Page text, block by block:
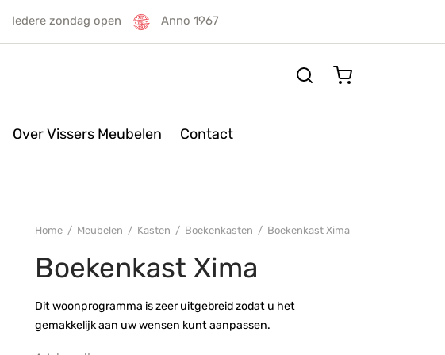
Iedere zondag open Anno 1967
Over Vissers Meubelen Contact
Home / Meubelen / Kasten / Boekenkasten / Boekenkast Xima
Boekenkast Xima
Dit woonprogramma is zeer uitgebreid zodat u het
gemakkelijk aan uw wensen kunt aanpassen.